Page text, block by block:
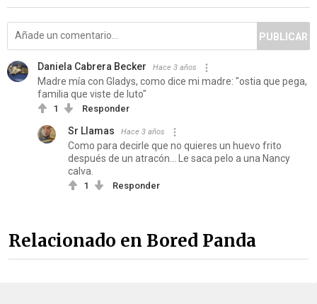
PUBLICAR
Daniela Cabrera Becker Hace 3 años
Madre mía con Gladys, como dice mi madre: "ostia que pega,
familia que viste de luto"
1 Responder
Sr Llamas Hace 3 años
Como para decirle que no quieres un huevo frito
después de un atracón... Le saca pelo a una Nancy
calva.
1 Responder
Relacionado en Bored Panda